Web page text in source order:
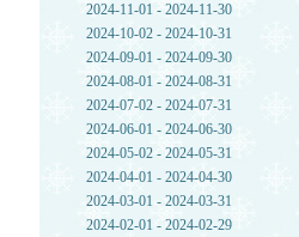
2024-11-01 - 2024-11-30
2024-10-02 - 2024-10-31
2024-09-01 - 2024-09-30
2024-08-01 - 2024-08-31
2024-07-02 - 2024-07-31
2024-06-01 - 2024-06-30
2024-05-02 - 2024-05-31
2024-04-01 - 2024-04-30
2024-03-01 - 2024-03-31
2024-02-01 - 2024-02-29